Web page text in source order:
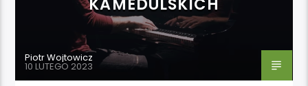
Piotr Wojtowicz
10 LUTEGO 2023